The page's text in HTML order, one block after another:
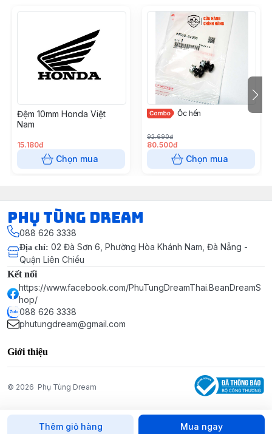
Thêm giỏ hàng Mua ngay
Đệm 10mm Honda Việt
Nam
15.180đ
Chọn mua
Ốc hến
92.690đ
80.500đ
Chọn mua
Phụ Tùng Dream
088 626 3338
Địa chỉ: 02 Đà Sơn 6, Phường Hòa Khánh Nam, Đà Nẵng -
Quận Liên Chiểu
Kết nối
https://www.facebook.com/PhuTungDreamThai.BeanDreamS
hop/
088 626 3338
phutungdream@gmail.com
Giới thiệu
© 2026 Phụ Tùng Dream